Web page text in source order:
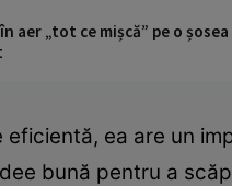
aer „tot ce mișcă” pe o
ea are un
bună pentru a